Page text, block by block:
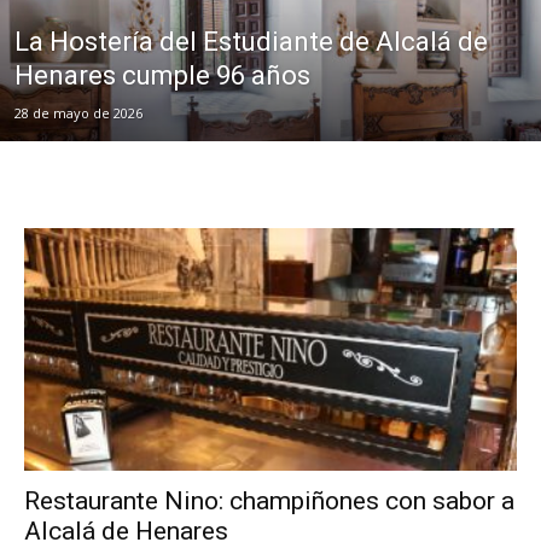
La Hostería del Estudiante de Alcalá de
Henares cumple 96 años
28 de mayo de 2026
Restaurante Nino: champiñones con sabor a
Alcalá de Henares